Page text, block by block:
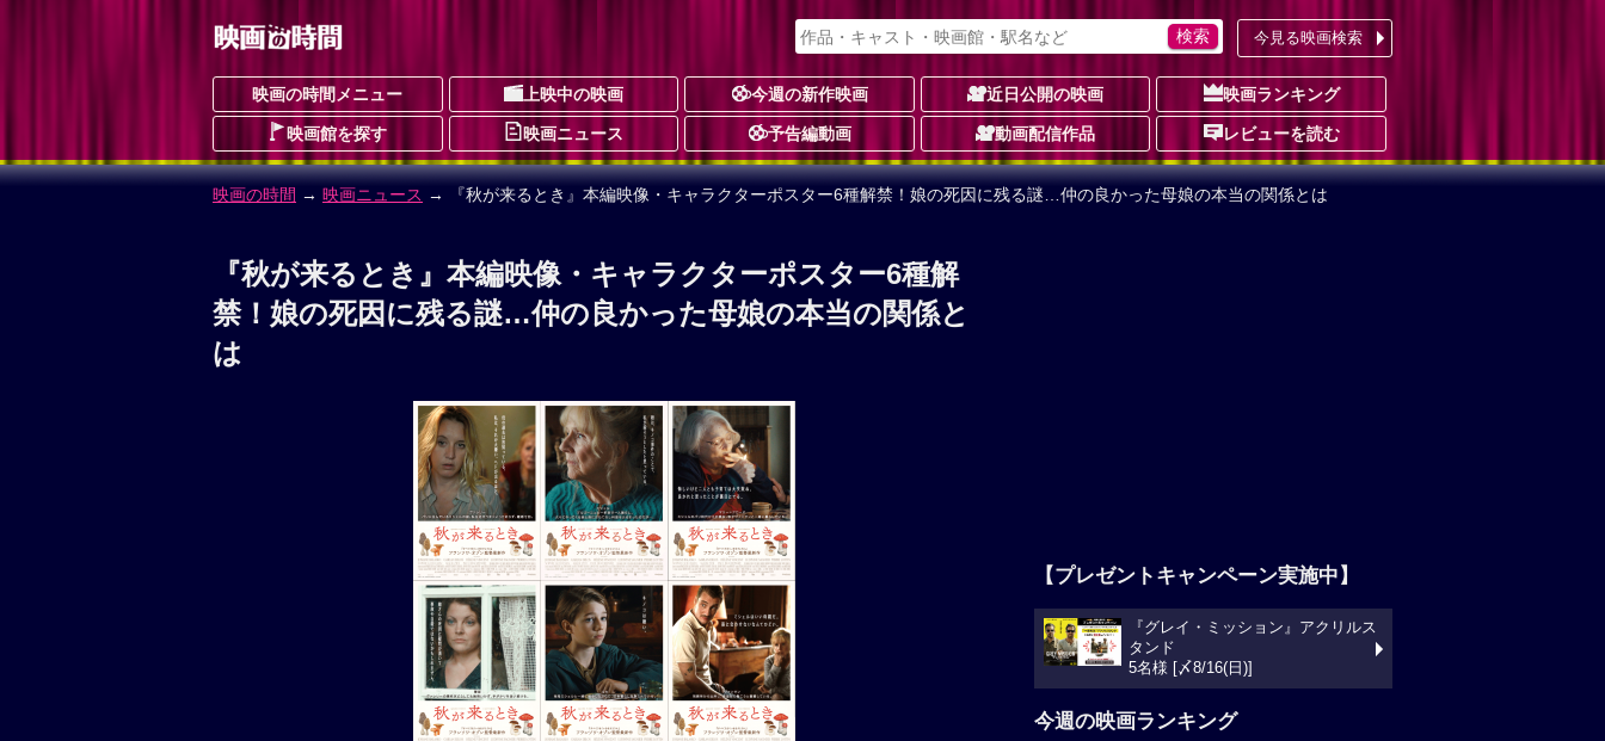
今見る映画検索
映画の時間メニュー 上映中の映画 今週の新作映画 近日公開の映画 映画ランキング
映画館を探す 映画ニュース 予告編動画 動画配信作品 レビューを読む
映画の時間 → 映画ニュース → 『秋が来るとき』本編映像・キャラクターポスター6種解禁！娘の死因に残る謎…仲の良かった母娘の本当の関係とは
『秋が来るとき』本編映像・キャラクターポスター6種解
禁！娘の死因に残る謎…仲の良かった母娘の本当の関係と
は
【プレゼントキャンペーン実施中】
『グレイ・ミッション』アクリルス
タンド
5名様 [〆8/16(日)]
今週の映画ランキング